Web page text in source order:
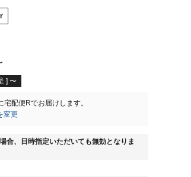
] 〜
宅配便Rでお届けします。
変更
合、日時指定いただいても無効となりま